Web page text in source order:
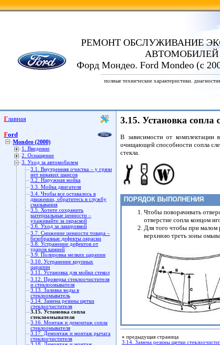
РЕМОНТ ОБСЛУЖИВАНИЕ
АВТОМОБИЛЕЙ
Форд Мондео. Ford Mondeo (с
полные технические характеристики.
Главная
Ford
Mondeo (2000)
1. Введение
2. Оснащение
3. Уход за автомобилем
3.1. Внутренняя очистка – у грязи
нет никаких шансов
3.2. Наружная мойка
3.3. Мойка двигателя
3.4. Чтобы все оставалось в
движении, обратитесь в службу
смазывания
3.5. Хотите сохранить
материальные ценности –
ухаживайте за окраской
3.6. Уход за лакировкой
3.7. Снижение ценности товара –
безобразные дефекты окраски
3.8. Устранение дефектов от
ударов камней
3.9. Полировка мелких царапин
3.10. Устранение крупных
царапин
3.11. Установка для мойки стекол
3.12. Проверка стеклоочистителя
и стеклоомывателя
3.13. Заливка воды в
стеклоомыватель
3.14. Замена резины щетки
стеклоочистителя
3.15. Установка сопла
стеклоомывателя
3.16. Монтаж и демонтаж сопла
стеклоомывателя
3.17. Демонтаж и монтаж рычага
стеклоочистителя
3.15. Установка сопла
В зависимости от комплектации
очищающей способности сопла
стекла.
ПОРЯДОК ВЫПОЛНЕНИЯ
Чтобы поворачивать
отверстие сопла концом
Для того чтобы при малом
верхнюю треть зоны
« предыдущая страница
3.14. Замена резины щетки